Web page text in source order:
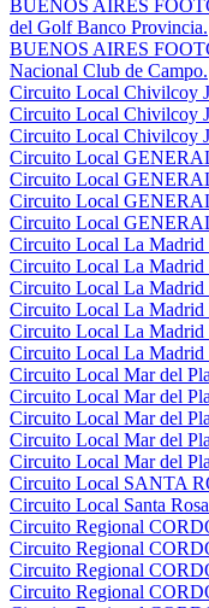
BUENOS AIRES
del Golf Banco Provincia.
BUENOS AIRES
Nacional Club de Campo.
Circuito Local Chivilcoy
Circuito Local Chivilcoy
Circuito Local Chivilcoy
Circuito Local
Circuito Local
Circuito Local
Circuito Local
Circuito Local La Madrid
Circuito Local La Madrid
Circuito Local La Madrid
Circuito Local La Madrid
Circuito Local La Madrid
Circuito Local La Madrid
Circuito Local Mar del
Circuito Local Mar del
Circuito Local Mar del
Circuito Local Mar del
Circuito Local Mar del
Circuito Local SANTA
Circuito Local Santa
Circuito Regional
Circuito Regional
Circuito Regional
Circuito Regional